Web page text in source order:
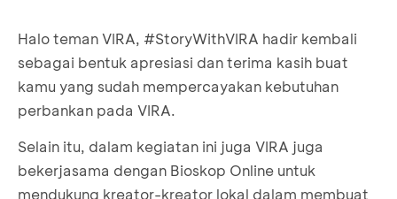
Halo teman VIRA, #StoryWithVIRA hadir kembali
sebagai bentuk apresiasi dan terima kasih buat
kamu yang sudah mempercayakan kebutuhan
perbankan pada VIRA.
Selain itu, dalam kegiatan ini juga VIRA juga
bekerjasama dengan Bioskop Online untuk
mendukung kreator-kreator lokal dalam membuat